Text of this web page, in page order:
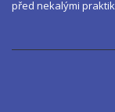
před nekalými